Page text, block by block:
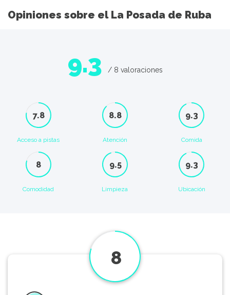
Opiniones sobre el La Posada de Ruba
9.3 / 8 valoraciones
7.8
Acceso a pistas
8.8
Atención
9.3
Comida
8
Comodidad
9.5
Limpieza
9.3
Ubicación
8